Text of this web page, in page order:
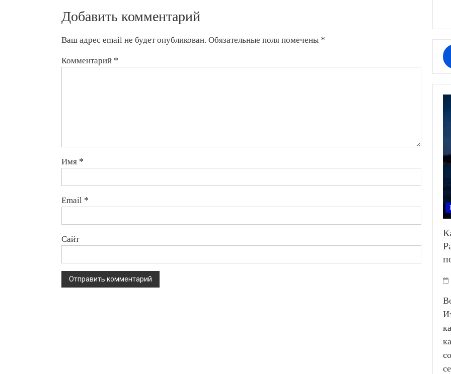
Добавить комментарий
Ваш адрес email не будет опубликован. Обязательные поля помечены *
Комментарий *
Имя *
Email *
Сайт